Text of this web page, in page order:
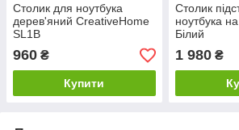
Столик для ноутбука
дерев'яний CreativeHome
SL1B
960 ₴
Купити
Столик
ноутбука
Білий
1 980₴